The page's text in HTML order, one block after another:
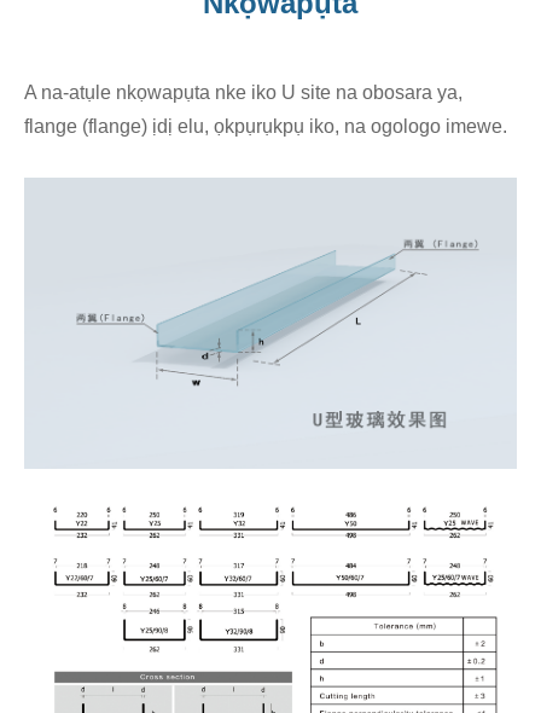
A na-atụle nkọwapụta nke iko U site na obosara ya,
flange (flange) ịdị elu, ọkpụrụkpụ iko, na ogologo imewe.